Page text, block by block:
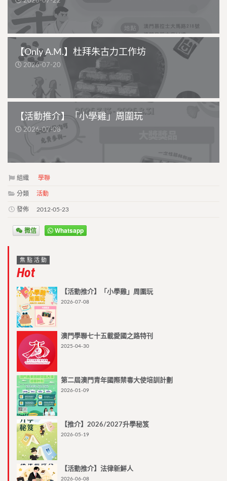
【Only A.M.】杜拜朱古力工作坊
2026-07-20
【活動推介】「小學雞」周圍玩
2026-07-08
組織 學聯
分類 活動
發佈 2012-05-23
微信 Whatsapp
焦點活動
Hot
【活動推介】「小學雞」周圍玩
2026-07-08
澳門學聯七十五載愛國之路特刊
2025-04-30
第二屆澳門青年國際禁毒大使培訓計劃
2026-01-09
【推介】2026/2027升學秘笈
2026-05-19
【活動推介】法律新鮮人
2026-06-08